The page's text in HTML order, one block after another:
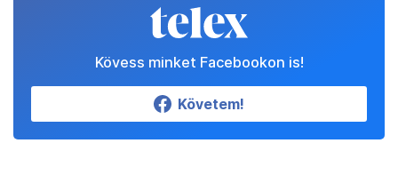
Kövess minket Facebookon is!
Követem!